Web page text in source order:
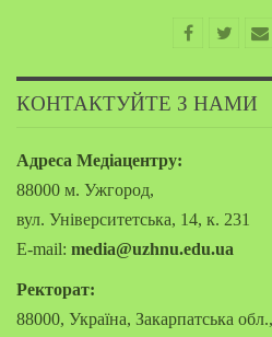
КОНТАКТУЙТЕ З НАМИ
Адреса Медіацентру:
88000 м. Ужгород,
вул. Університетська, 14, к. 231
E-mail: media@uzhnu.edu.ua
Ректорат:
88000, Україна, Закарпатська обл.,